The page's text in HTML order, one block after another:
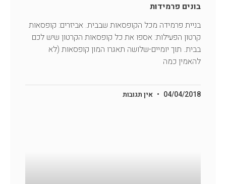
בונים פרמידות
בניית פרמידה מכל הקופסאות שבבית. אביזרים: קופסאות
קרטון הפעילות: אספו את כל קופסאות הקרטון שיש לכם
בבית. תוך יומיים-שלושה תאגרו המון קופסאות (לא
להאמין כמה
04/04/2018 אין תגובות